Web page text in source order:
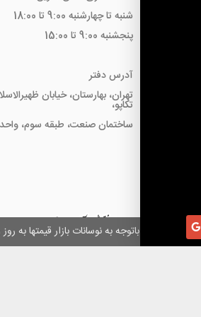
همکاران گرامی باتوجه به نوسانات بازار قیمتها
شنبه تا چهارشنبه 9:00 تا 18:00
پنجشنبه 9:00 تا 15:00
آدرس دفتر
تهران، بهارستان، خیابان
تکاپو،
ساختمان صنعت، طبقه سوم، واحد18